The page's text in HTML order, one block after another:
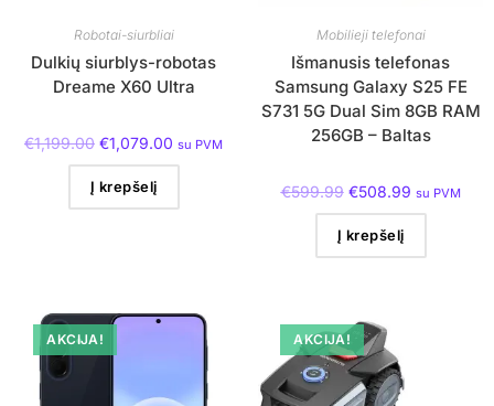
Robotai-siurbliai
Dulkių siurblys-robotas
Dreame X60 Ultra
€1,199.00 €1,079.00 su PVM
Į krepšelį
Mobilieji telefonai
Išmanusis telefonas
Samsung Galaxy S25 FE
S731 5G Dual Sim 8GB RAM
256GB – Baltas
€599.99 €508.99 su PVM
Į krepšelį
AKCIJA! AKCIJA!